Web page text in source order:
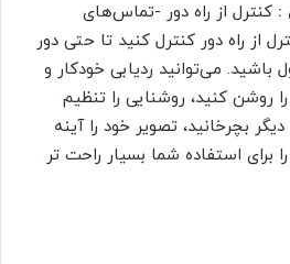
: کنترل از راه دور -تماس‌های
از راه دور کنترل کنید تا حتی دور
باشید. می‌توانید ردیابی خودکار و
کنید، روشنایی را تنظیم
بچرخانید، تصویر خود را آینه
برای استفاده شما بسیار راحت تر